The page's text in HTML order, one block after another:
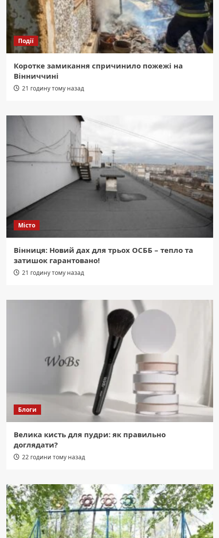
Події
Коротке замикання спричинило пожежі на
Вінниччині
21 годину тому назад
Місто
Вінниця: Новий дах для трьох ОСББ – тепло та
затишок гарантовано!
21 годину тому назад
Блоги
Велика кисть для пудри: як правильно
доглядати?
22 години тому назад